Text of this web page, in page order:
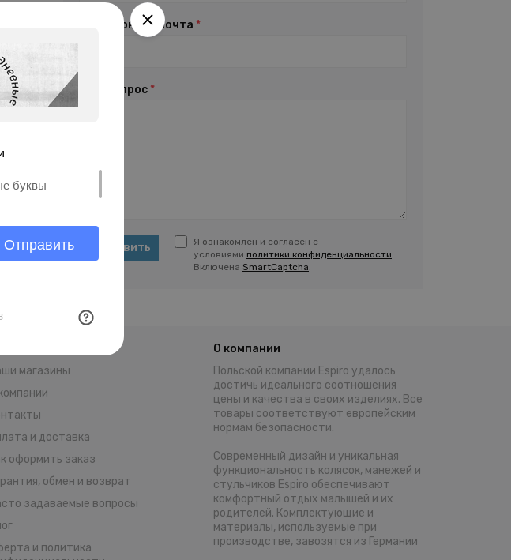
Электронная почта *
Ваш вопрос *
Отправить
Я ознакомлен и согласен с
условиями политики конфиденциальности.
Включена SmartCaptcha.
магазины
и доставка
оформить заказ
обмен и возврат
задаваемые вопросы
и политика
О компании
Польской компании Espiro удалось
достичь идеального соотношения
цены и качества в своих изделиях. Все
товары соответствуют европейским
нормам безопасности.
Современный дизайн и уникальная
функциональность колясок, манежей и
стульчиков Espiro обеспечивают
комфортный отдых малышей и их
родителей. Комплектующие и
материалы, используемые при
производстве, завозятся из Германии